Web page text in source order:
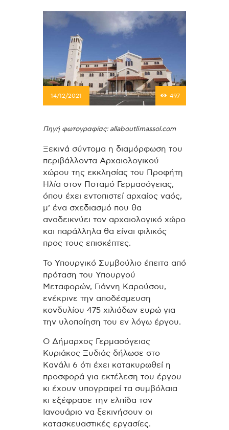
14/12/2021 497
Πηγή φωτογραφίας: allaboutlimassol.com
Ξεκινά σύντομα η διαμόρφωση του
περιβάλλοντα Αρχαιολογικού
χώρου της εκκλησίας του Προφήτη
Ηλία στον Ποταμό Γερμασόγειας,
όπου έχει εντοπιστεί αρχαίος ναός,
μ’ ένα σχεδιασμό που θα
αναδεικνύει τον αρχαιολογικό χώρο
και παράλληλα θα είναι φιλικός
προς τους επισκέπτες.
Το Υπουργικό Συμβούλιο έπειτα από
πρόταση του Υπουργού
Μεταφορών, Γιάννη Καρούσου,
ενέκρινε την αποδέσμευση
κονδυλίου 475 χιλιάδων ευρώ για
την υλοποίηση του εν λόγω έργου.
Ο Δήμαρχος Γερμασόγειας
Κυριάκος Ξυδιάς δήλωσε στο
Κανάλι 6 ότι έχει κατακυρωθεί η
προσφορά για εκτέλεση του έργου
κι έχουν υπογραφεί τα συμβόλαια
κι εξέφρασε την ελπίδα τον
Ιανουάριο να ξεκινήσουν οι
κατασκευαστικές εργασίες.